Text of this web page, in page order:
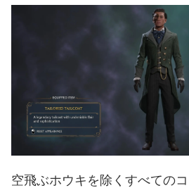
空飛ぶホウキを除くすべての